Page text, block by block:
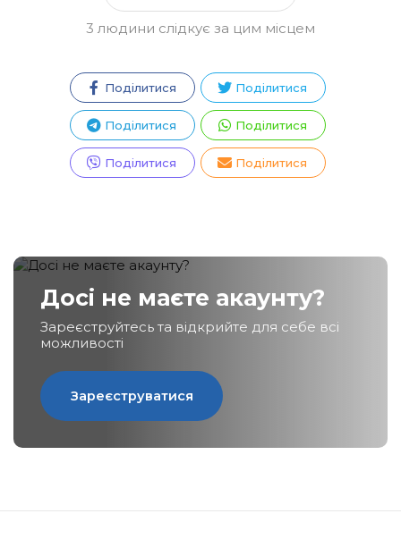
3 людини слідкує за цим місцем
Поділитися Поділитися
Поділитися Поділитися
Поділитися Поділитися
Досі не маєте акаунту?
Зареєструйтесь та відкрийте для себе всі
можливості
Зареєструватися